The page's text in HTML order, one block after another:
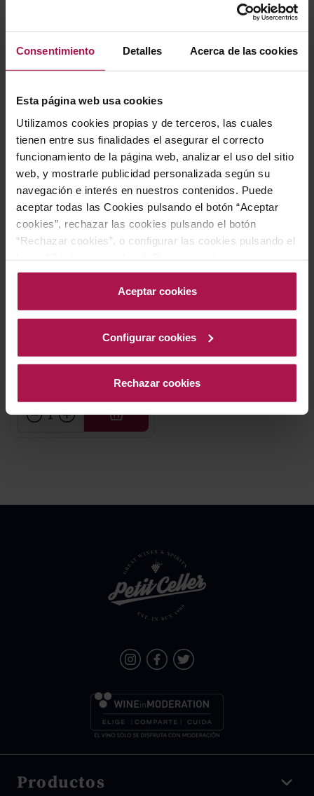
Consentimiento Detalles Acerca de las cookies
Esta página web usa cookies
Utilizamos cookies propias y de terceros, las cuales
tienen entre sus finalidades el asegurar el correcto
funcionamiento de la página web, analizar el uso del sitio
web, y mostrarle publicidad personalizada según su
navegación e interés en nuestros contenidos. Puede
aceptar todas las Cookies pulsando el botón “Aceptar
cookies”, rechazar las cookies pulsando el botón
“Rechazar cookies”, o configurar las cookies pulsando el
acceda a nuestra Política de Cookies.Para más
información acceda a nuestraPolítica de Cookies
Aceptar cookies
Configurar cookies
Rechazar cookies
277,00 €
AÑADIR
639,20 €
Torbreck Vintners
AÑADIR
Productos